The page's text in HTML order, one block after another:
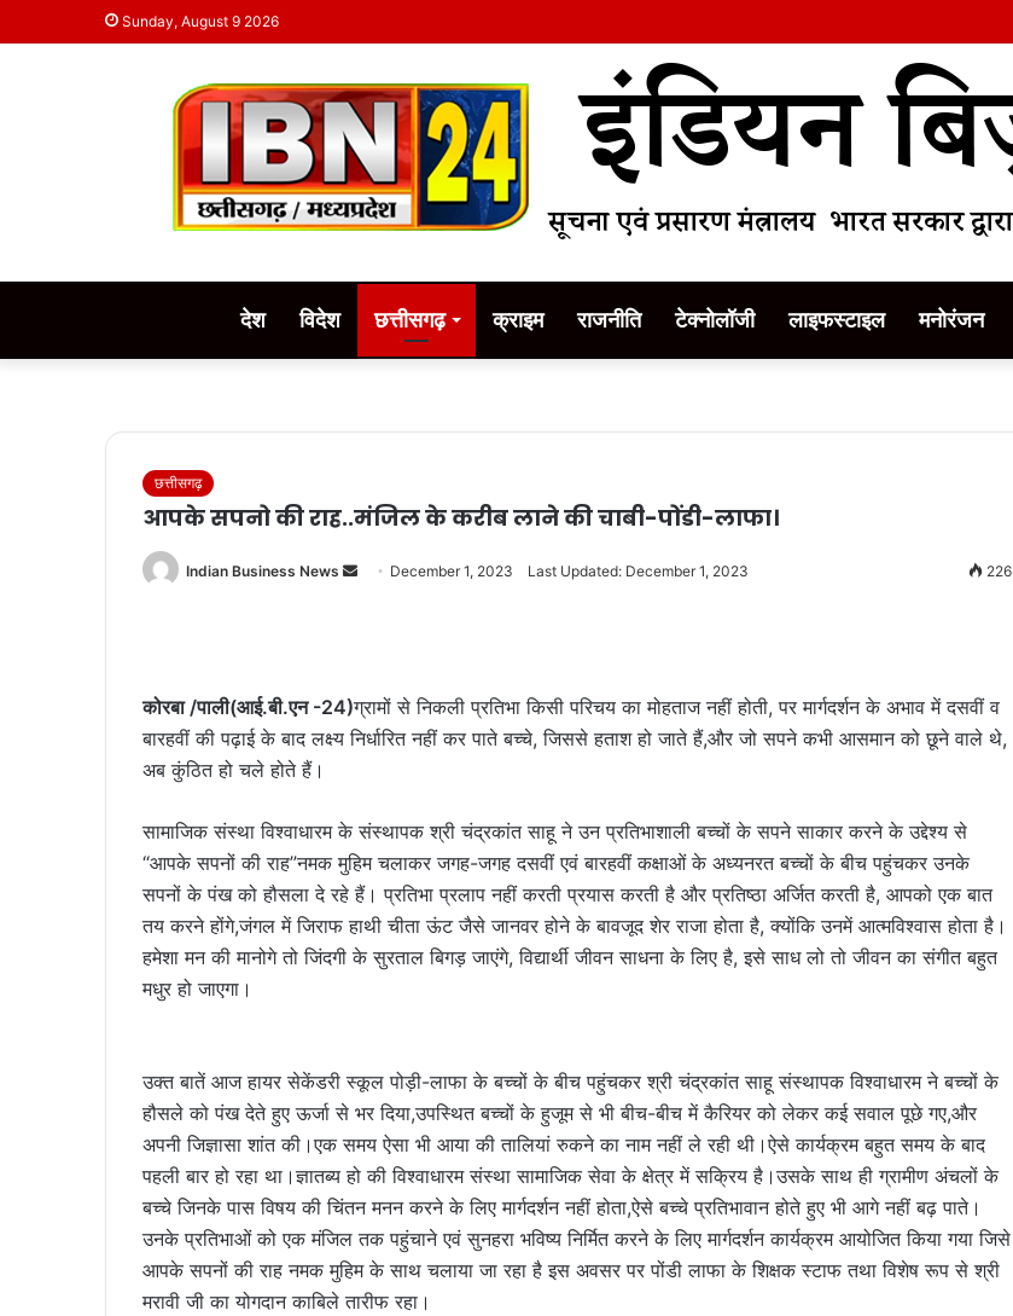
Sunday, August 9 2026
देश विदेश छत्तीसगढ़ क्राइम राजनीति टेक्नोलॉजी लाइफस्टाइल मनोरंजन
छत्तीसगढ़
आपके सपनो की राह..मंजिल के करीब लाने की चाबी-पोंडी-लाफा।
Indian Business News
Send December 1, 2023 Last Updated: December 1, 2023 226
कोरबा /पाली(आई.बी.एन -24)ग्रामों से निकली प्रतिभा किसी परिचय का मोहताज नहीं होती, पर मार्गदर्शन के अभाव में दसवीं व
बारहवीं की पढ़ाई के बाद लक्ष्य निर्धारित नहीं कर पाते बच्चे, जिससे हताश हो जाते हैं,और जो सपने कभी आसमान को छूने वाले थे,
अब कुंठित हो चले होते हैं।
सामाजिक संस्था विश्वाधारम के संस्थापक श्री चंद्रकांत साहू ने उन प्रतिभाशाली बच्चों के सपने साकार करने के उद्देश्य से
“आपके सपनों की राह”नमक मुहिम चलाकर जगह-जगह दसवीं एवं बारहवीं कक्षाओं के अध्यनरत बच्चों के बीच पहुंचकर उनके
सपनों के पंख को हौसला दे रहे हैं। प्रतिभा प्रलाप नहीं करती प्रयास करती है और प्रतिष्ठा अर्जित करती है, आपको एक बात
तय करने होंगे,जंगल में जिराफ हाथी चीता ऊंट जैसे जानवर होने के बावजूद शेर राजा होता है, क्योंकि उनमें आत्मविश्वास होता है।
हमेशा मन की मानोगे तो जिंदगी के सुरताल बिगड़ जाएंगे, विद्यार्थी जीवन साधना के लिए है, इसे साध लो तो जीवन का संगीत बहुत
मधुर हो जाएगा।
उक्त बातें आज हायर सेकेंडरी स्कूल पोड़ी-लाफा के बच्चों के बीच पहुंचकर श्री चंद्रकांत साहू संस्थापक विश्वाधारम ने बच्चों के
हौसले को पंख देते हुए ऊर्जा से भर दिया,उपस्थित बच्चों के हुजूम से भी बीच-बीच में कैरियर को लेकर कई सवाल पूछे गए,और
अपनी जिज्ञासा शांत की।एक समय ऐसा भी आया की तालियां रुकने का नाम नहीं ले रही थी।ऐसे कार्यक्रम बहुत समय के बाद
पहली बार हो रहा था।ज्ञातब्य हो की विश्वाधारम संस्था सामाजिक सेवा के क्षेत्र में सक्रिय है।उसके साथ ही ग्रामीण अंचलों के
बच्चे जिनके पास विषय की चिंतन मनन करने के लिए मार्गदर्शन नहीं होता,ऐसे बच्चे प्रतिभावान होते हुए भी आगे नहीं बढ़ पाते।
उनके प्रतिभाओं को एक मंजिल तक पहुंचाने एवं सुनहरा भविष्य निर्मित करने के लिए मार्गदर्शन कार्यक्रम आयोजित किया गया जिसे
आपके सपनों की राह नमक मुहिम के साथ चलाया जा रहा है इस अवसर पर पोंडी लाफा के शिक्षक स्टाफ तथा विशेष रूप से श्री
मरावी जी का योगदान काबिले तारीफ रहा।